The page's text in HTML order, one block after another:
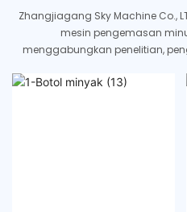
Zhangjiagang Sky Machine Co.,
mesin pengemasan
menggabungkan penelitian,